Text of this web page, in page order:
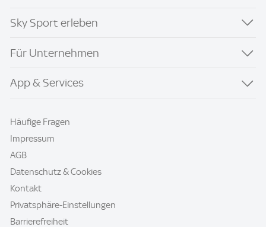
Sky Sport erleben
Für Unternehmen
App & Services
Häufige Fragen
Impressum
AGB
Datenschutz & Cookies
Kontakt
Privatsphäre-Einstellungen
Barrierefreiheit